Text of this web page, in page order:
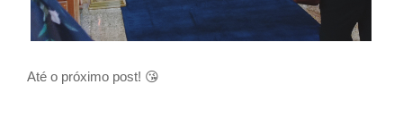
Até o próximo post! 😘